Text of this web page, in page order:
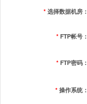
*选择数据机房：
* FTP帐号：
* FTP密码：
*操作系统：